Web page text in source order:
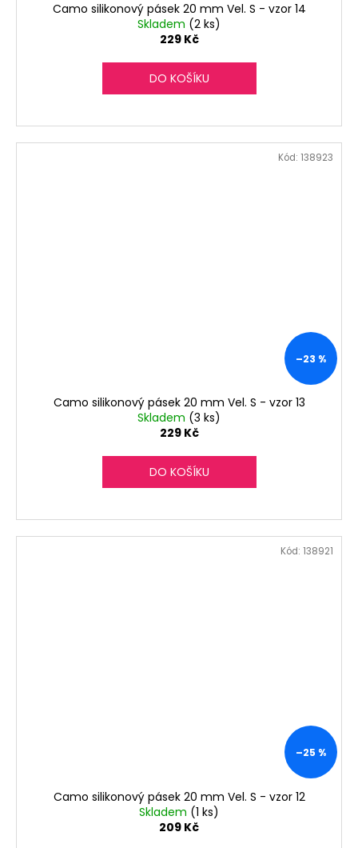
Camo silikonový pásek 20 mm Vel. S - vzor 14
Skladem (2 ks)
229 Kč
DO KOŠÍKU
–23 %
Camo silikonový pásek 20 mm Vel. S - vzor 13
Skladem (3 ks)
229 Kč
DO KOŠÍKU
Kód: 138923
–25 %
Camo silikonový pásek 20 mm Vel. S - vzor 12
Skladem (1 ks)
209 Kč
Kód: 138921